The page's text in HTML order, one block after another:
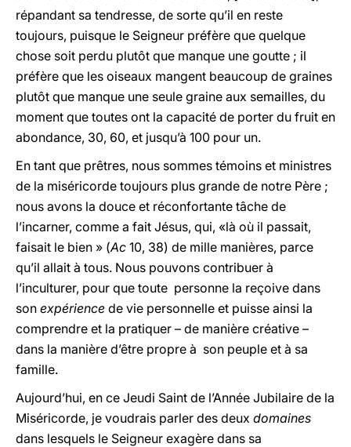
répandant sa tendresse, de sorte qu’il en reste
toujours, puisque le Seigneur préfère que quelque
chose soit perdu plutôt que manque une goutte ; il
préfère que les oiseaux mangent beaucoup de graines
plutôt que manque une seule graine aux semailles, du
moment que toutes ont la capacité de porter du fruit en
abondance, 30, 60, et jusqu’à 100 pour un.
En tant que prêtres, nous sommes témoins et ministres
de la miséricorde toujours plus grande de notre Père ;
nous avons la douce et réconfortante tâche de
l’incarner, comme a fait Jésus, qui, «là où il passait,
faisait le bien » (Ac 10, 38) de mille manières, parce
qu’il allait à tous. Nous pouvons contribuer à
l’inculturer, pour que toute personne la reçoive dans
son expérience de vie personnelle et puisse ainsi la
comprendre et la pratiquer – de manière créative –
dans la manière d’être propre à son peuple et à sa
famille.
Aujourd’hui, en ce Jeudi Saint de l’Année Jubilaire de la
Miséricorde, je voudrais parler des deux domaines
dans lesquels le Seigneur exagère dans sa